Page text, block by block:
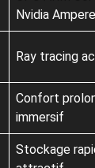
Nvidia Ampere
Ray tracing
Confort
immersif
Stockage